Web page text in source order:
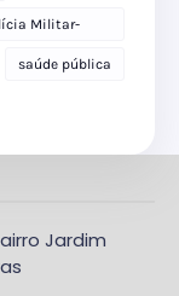
Militar-
saúde pública
Jardim